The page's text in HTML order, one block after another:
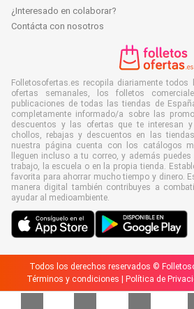
¿Interesado en colaborar?
Contácta con nosotros
Folletosofertas.es recopila diariamente
ofertas semanales, los folletos
publicaciones de todas las tiendas de
completamente informado/a sobre las
descuentos y las ofertas que te interesan
chollos, rebajas y descuentos en las
nuestra página cuenta con los catálogos
lleguen incluso a tu correo, y además
trabajo, la escuela o en la propia tienda.
favorita para ahorrar mucho tiempo y dinero.
manera digital también contribuyes a
ayudar al medioambiente.
Todos los derechos reservados ©
Términos y condiciones
Política de